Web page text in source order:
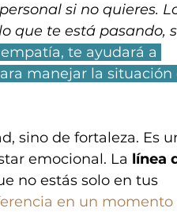
si no quieres.
que te está pasando,
te ayudará a
manejar la situación
sino de fortaleza. Es
emocional. La línea
no estás solo en tus
en un momento